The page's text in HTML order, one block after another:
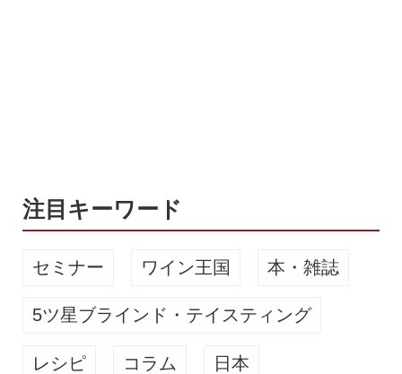
寺と、...
注目キーワード
セミナー ワイン王国 本・雑誌
5ツ星ブラインド・テイスティング
レシピ コラム 日本